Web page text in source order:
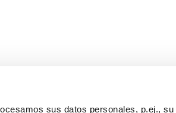
sus datos personales, p.ej.,